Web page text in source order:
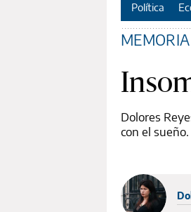
Política
Dolores
con el sueño.